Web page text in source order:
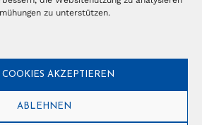
zu unterstützen.
AKZEPTIEREN
ABLEHNEN